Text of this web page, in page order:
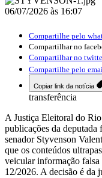
06/07/2026 às 16:07
Compartilhe pelo
Compartilhar no
Compartilhar no
Compartilhe pelo
Copiar link da notícia
transferência
A Justiça Eleitoral do
publicações da
senador Styvenson
que os conteúdos
veicular informação falsa
12/2026. A decisão é da